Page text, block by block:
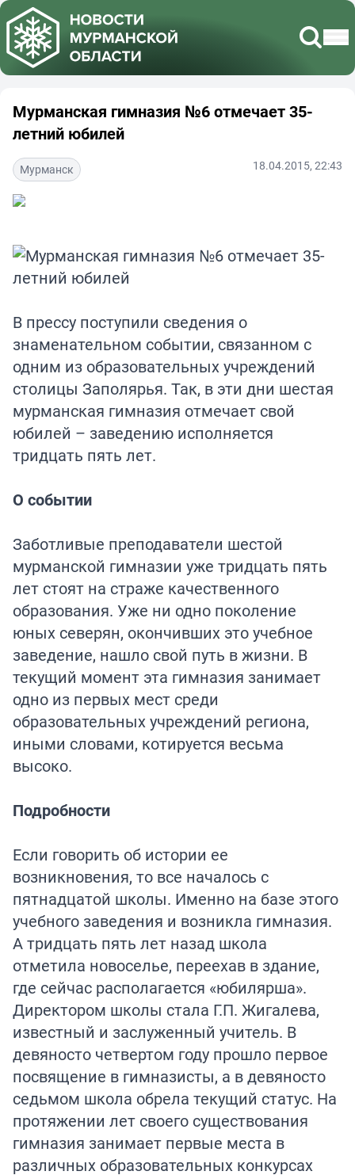
Мурманская гимназия №6 отмечает 35-
летний юбилей
Мурманск 18.04.2015, 22:43
В прессу поступили сведения о
знаменательном событии, связанном с
одним из образовательных учреждений
столицы Заполярья. Так, в эти дни шестая
мурманская гимназия отмечает свой
юбилей – заведению исполняется
тридцать пять лет.
О событии
Заботливые преподаватели шестой
мурманской гимназии уже тридцать пять
лет стоят на страже качественного
образования. Уже ни одно поколение
юных северян, окончивших это учебное
заведение, нашло свой путь в жизни. В
текущий момент эта гимназия занимает
одно из первых мест среди
образовательных учреждений региона,
иными словами, котируется весьма
высоко.
Подробности
Если говорить об истории ее
возникновения, то все началось с
пятнадцатой школы. Именно на базе этого
учебного заведения и возникла гимназия.
А тридцать пять лет назад школа
отметила новоселье, переехав в здание,
где сейчас располагается «юбилярша».
Директором школы стала Г.П. Жигалева,
известный и заслуженный учитель. В
девяносто четвертом году прошло первое
посвящение в гимназисты, а в девяносто
седьмом школа обрела текущий статус. На
протяжении лет своего существования
гимназия занимает первые места в
различных образовательных конкурсах